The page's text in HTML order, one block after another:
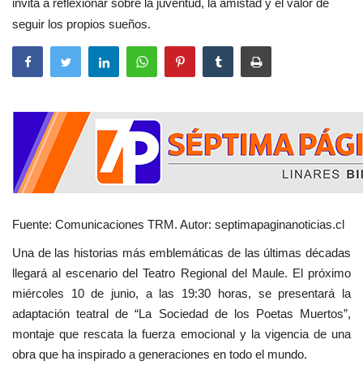
seguir los propios sueños.
Fuente: Comunicaciones TRM. Autor: septimapaginanoticias.cl
Una de las historias más emblemáticas de las últimas décadas
llegará al escenario del Teatro Regional del Maule. El próximo
miércoles 10 de junio, a las 19:30 horas, se presentará la
adaptación teatral de “La Sociedad de los Poetas Muertos”,
montaje que rescata la fuerza emocional y la vigencia de una
obra que ha inspirado a generaciones en todo el mundo.